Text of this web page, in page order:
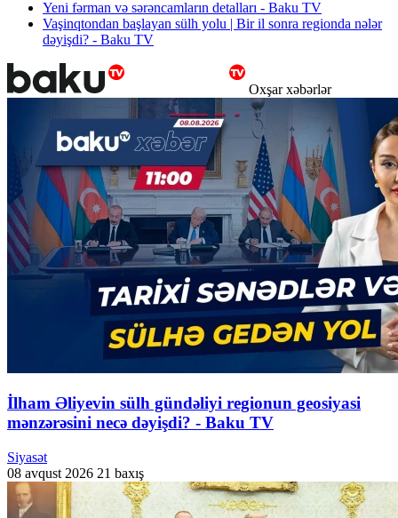
Yeni fərman və sərəncamların detalları - Baku TV
Vaşinqtondan başlayan sülh yolu | Bir il sonra regionda nələr
dəyişdi? - Baku TV
Oxşar xəbərlər
İlham Əliyevin sülh gündəliyi regionun geosiyasi
mənzərəsini necə dəyişdi? - Baku TV
Siyasət
08 avqust 2026 21 baxış